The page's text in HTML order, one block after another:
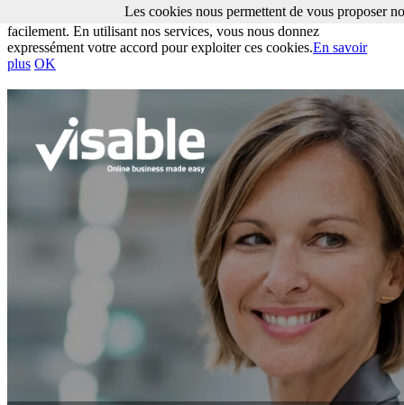
Les cookies nous permettent de vous proposer nos services plus
facilement. En utilisant nos services, vous nous donnez
expressément votre accord pour exploiter ces cookies.En savoir
plus OK
Les cookies nous permettent de vous proposer